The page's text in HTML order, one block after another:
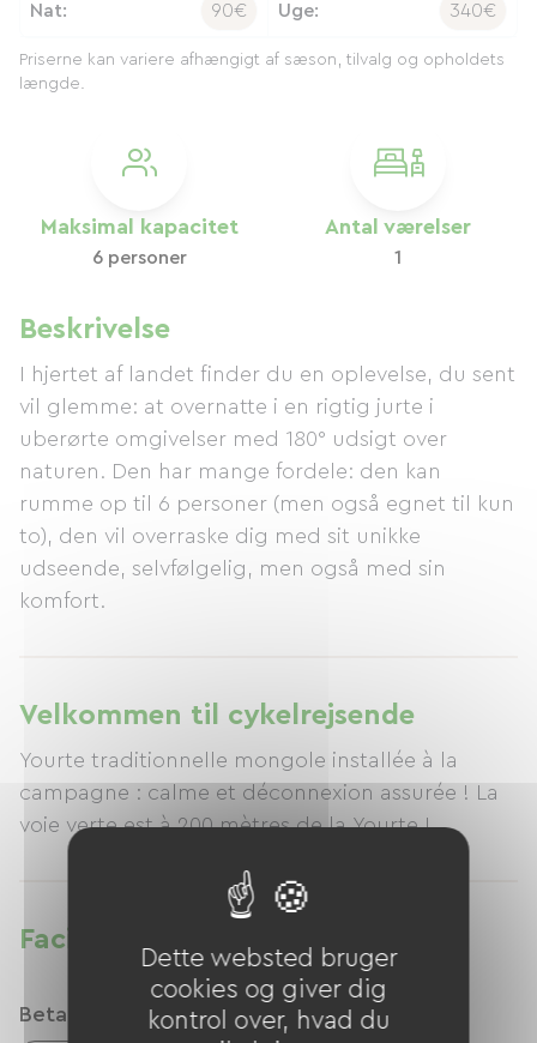
Maksimal kapacitet
6 personer
Antal værelser
1
Beskrivelse
I hjertet af landet finder du en oplevelse, du sent
vil glemme: at overnatte i en rigtig jurte i
uberørte omgivelser med 180° udsigt over
naturen. Den har mange fordele: den kan
rumme op til 6 personer (men også egnet til kun
to), den vil overraske dig med sit unikke
udseende, selvfølgelig, men også med sin
komfort.
Velkommen til cykelrejsende
Yourte traditionnelle mongole installée à la
campagne : calme et déconnexion assurée ! La
voie verte est à 200 mètres de la Yourte !
Faciliteter
Betalingsmåder
Nat: 90€ Uge: 340€
Priserne kan variere afhængigt af sæson, tilvalg og opholdets
længde.
Dette websted bruger
cookies og giver dig
kontrol over, hvad du